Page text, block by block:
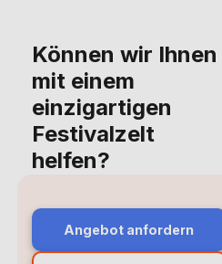
Können wir Ihnen
mit einem
einzigartigen
Festivalzelt
helfen?
Angebot anfordern